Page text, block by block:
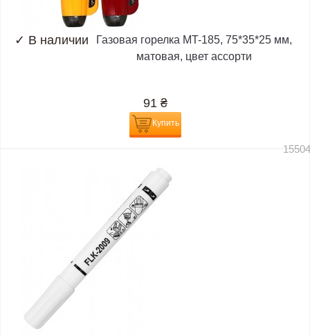
✓ В наличии
Газовая горелка MT-185, 75*35*25 мм,
матовая, цвет ассорти
91 ₴
Купить